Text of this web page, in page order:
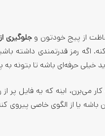
از پیج خودتون وجلوگیری
اکانت شما رو تا 80 درصد تضمین کنه.
حرفه‌ای باشه تا بتونه به
می‌برن، اینه که یه فایل پر
باشه یا از الگوی خاصی